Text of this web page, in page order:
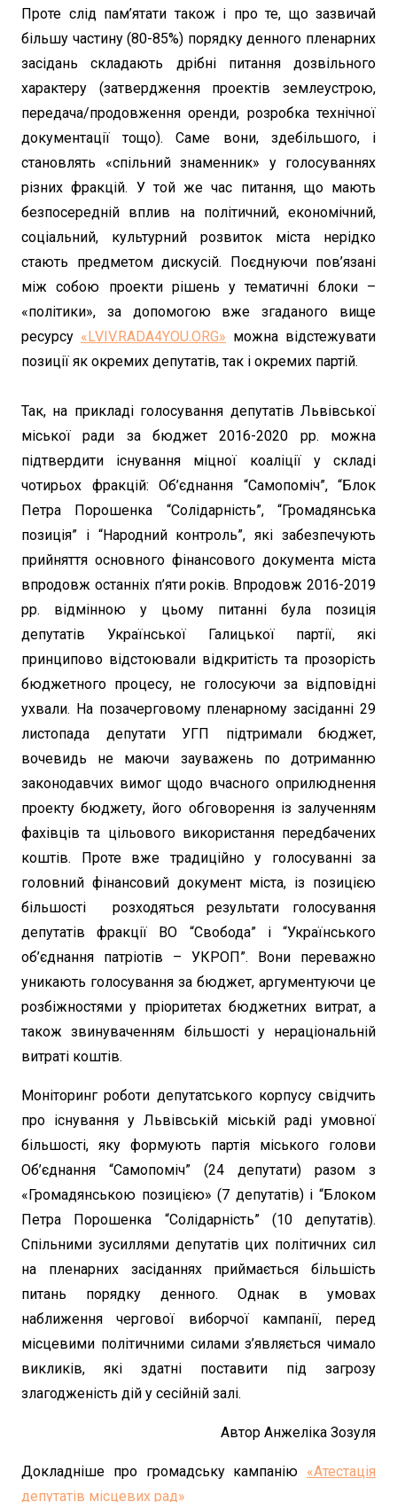
Проте слід пам’ятати також і про те, що зазвичай
більшу частину (80-85%) порядку денного пленарних
засідань складають дрібні питання дозвільного
характеру (затвердження проектів землеустрою,
передача/продовження оренди, розробка технічної
документації тощо). Саме вони, здебільшого, і
становлять «спільний знаменник» у голосуваннях
різних фракцій. У той же час питання, що мають
безпосередній вплив на політичний, економічний,
соціальний, культурний розвиток міста нерідко
стають предметом дискусій. Поєднуючи пов’язані
між собою проекти рішень у тематичні блоки –
«політики», за допомогою вже згаданого вище
ресурсу «LVIV.RADA4YOU.ORG» можна відстежувати
позиції як окремих депутатів, так і окремих партій.
Так, на прикладі голосування депутатів Львівської
міської ради за бюджет 2016-2020 рр. можна
підтвердити існування міцної коаліції у складі
чотирьох фракцій: Об’єднання “Самопоміч”, “Блок
Петра Порошенка “Солідарність”, “Громадянська
позиція” і “Народний контроль”, які забезпечують
прийняття основного фінансового документа міста
впродовж останніх п’яти років. Впродовж 2016-2019
рр. відмінною у цьому питанні була позиція
депутатів Української Галицької партії, які
принципово відстоювали відкритість та прозорість
бюджетного процесу, не голосуючи за відповідні
ухвали. На позачерговому пленарному засіданні 29
листопада депутати УГП підтримали бюджет,
вочевидь не маючи зауважень по дотриманню
законодавчих вимог щодо вчасного оприлюднення
проекту бюджету, його обговорення із залученням
фахівців та цільового використання передбачених
коштів. Проте вже традиційно у голосуванні за
головний фінансовий документ міста, із позицією
більшості розходяться результати голосування
депутатів фракції ВО “Свобода” і “Українського
об’єднання патріотів – УКРОП”. Вони переважно
уникають голосування за бюджет, аргументуючи це
розбіжностями у пріоритетах бюджетних витрат, а
також звинуваченням більшості у нераціональній
витраті коштів.
Моніторинг роботи депутатського корпусу свідчить
про існування у Львівській міській раді умовної
більшості, яку формують партія міського голови
Об’єднання “Самопоміч” (24 депутати) разом з
«Громадянською позицією» (7 депутатів) і “Блоком
Петра Порошенка “Солідарність” (10 депутатів).
Спільними зусиллями депутатів цих політичних сил
на пленарних засіданнях приймається більшість
питань порядку денного. Однак в умовах
наближення чергової виборчої кампанії, перед
місцевими політичними силами з’являється чимало
викликів, які здатні поставити під загрозу
злагодженість дій у сесійній залі.
Автор Анжеліка Зозуля
Докладніше про громадську кампанію «Атестація
депутатів місцевих рад»